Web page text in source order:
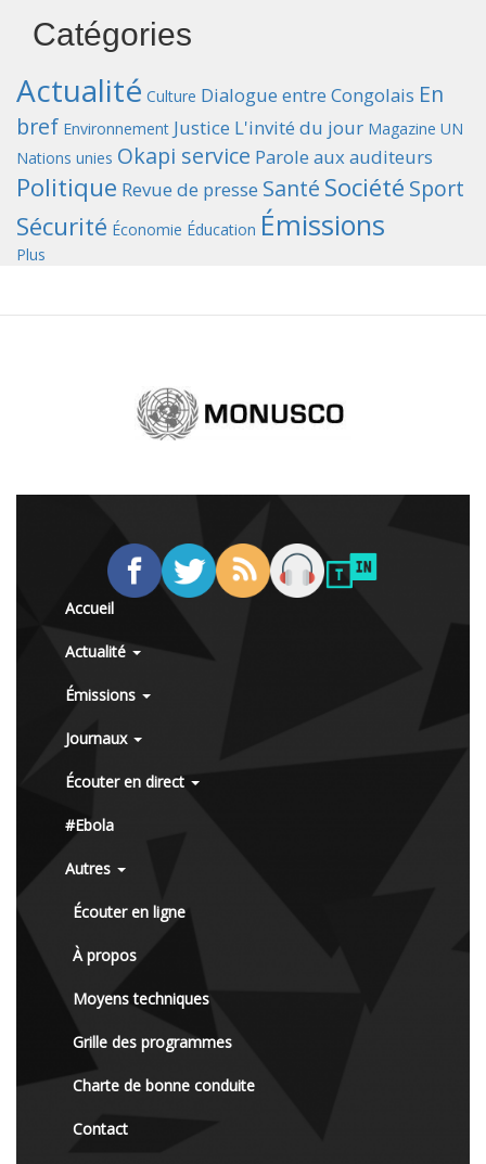
Catégories
Actualité Culture Dialogue entre Congolais En
bref Environnement Justice L'invité du jour Magazine UN
Nations unies Okapi service Parole aux auditeurs
Politique Revue de presse Santé Société Sport
Sécurité Économie Éducation Émissions
Plus
Accueil
Actualité
Émissions
Journaux
Écouter en direct
#Ebola
Autres
Écouter en ligne
À propos
Moyens techniques
Grille des programmes
Charte de bonne conduite
Contact